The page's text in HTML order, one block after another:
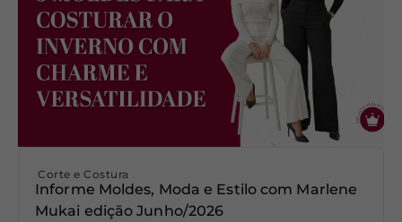
Corte e Costura
Informe Moldes, Moda e Estilo com Marlene
Mukai edição Junho/2026